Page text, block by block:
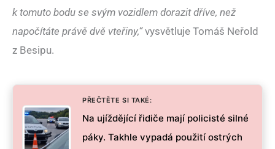
k tomuto bodu se svým vozidlem dorazit dříve, než
napočítáte právě dvě vteřiny,“vysvětluje Tomáš Neřold
z Besipu.
PŘEČTĚTE SI TAKÉ:
Na ujíždějící řidiče mají policisté silné
páky. Takhle vypadá použití ostrých